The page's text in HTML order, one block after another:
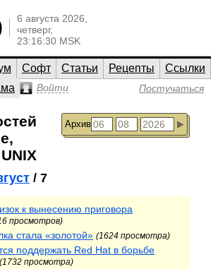
6 августа 2026,
четверг,
23:16:30 MSK
Софт Статьи Рецепты
Ссылки
Войти Постучаться
Архив
/ 7
к вынесению приговора
просмотров)
стала «золотой» (1624 просмотра)
поддержать Red Hat в борьбе
(1732 просмотра)